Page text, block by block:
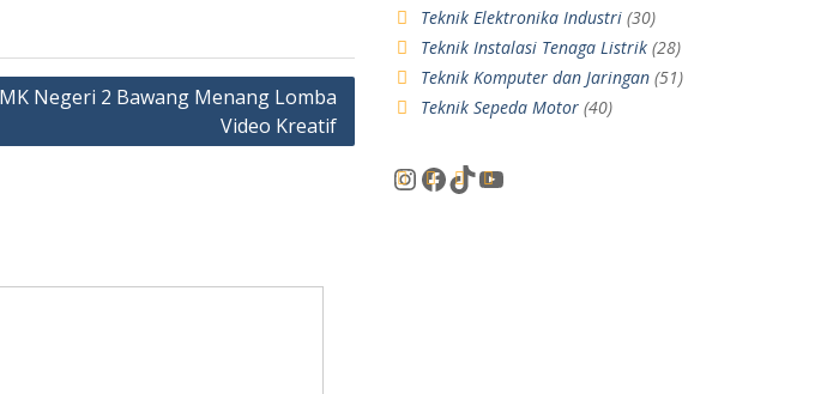
Negeri 2 Bawang Menang Lomba
Video Kreatif
Teknik Elektronika Industri(30)
Teknik Instalasi Tenaga Listrik(28)
Teknik Komputer dan Jaringan(51)
Teknik Sepeda Motor(40)